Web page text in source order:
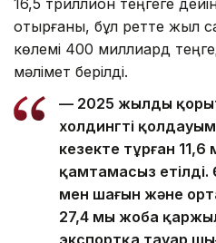
16,5 триллион теңгеге
отырғаны, бұл ретте жыл
көлемі 400 миллиард
мәлімет берілді.
— 2025 жылдың
холдингтің
кезекте тұрған
қамтамасыз
мен шағын және
27,4 мың жоба